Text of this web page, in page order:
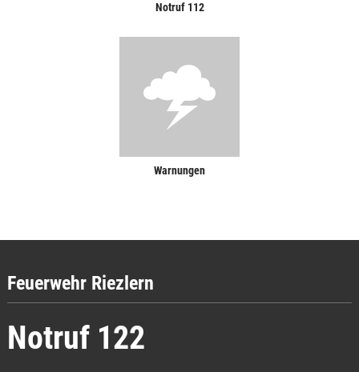
Notruf 112
Warnungen
Feuerwehr Riezlern
Notruf 122